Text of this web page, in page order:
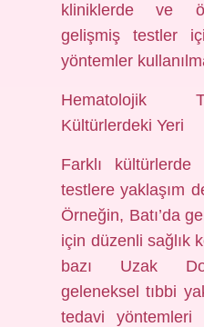
kliniklerde ve
gelişmiş testler
yöntemler
Hematolojik
Kültürlerdeki Yeri
Farklı kültürlerde
testlere yaklaşım
Örneğin, Batı’da
için düzenli sağlık
bazı Uzak
geleneksel tıbbi
tedavi